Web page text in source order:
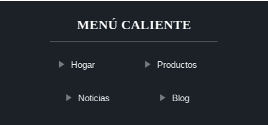
MENÚ CALIENTE
Hogar Productos
Noticias Blog